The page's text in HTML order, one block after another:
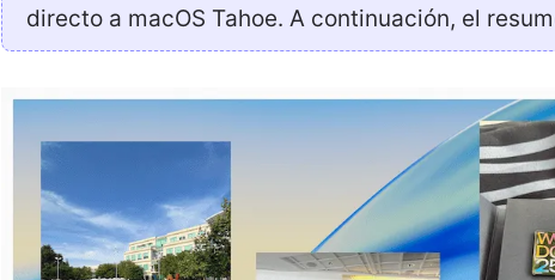
directo a macOS Tahoe. A continuación, el